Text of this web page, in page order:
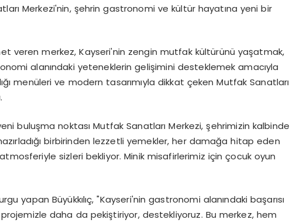
Merkezi'nin, şehrin gastronomi ve kültür hayatına yeni bir
veren merkez, Kayseri'nin zengin mutfak kültürünü yaşatmak,
alanındaki yeteneklerin gelişimini desteklemek amacıyla
menüleri ve modern tasarımıyla dikkat çeken Mutfak Sanatları
buluşma noktası Mutfak Sanatları Merkezi, şehrimizin kalbinde
birbirinden lezzetli yemekler, her damağa hitap eden
sizleri bekliyor. Minik misafirlerimiz için çocuk oyun
yapan Büyükkılıç, "Kayseri'nin gastronomi alanındaki başarısı
daha da pekiştiriyor, destekliyoruz. Bu merkez, hem